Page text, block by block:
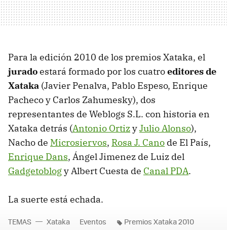
Para la edición 2010 de los premios Xataka, el
juradoestará formado por los cuatroeditores de
Xataka (Javier Penalva, Pablo Espeso, Enrique
Pacheco y Carlos Zahumesky), dos
representantes de Weblogs S.L. con historia en
Xataka detrás (Antonio OrtizyJulio Alonso),
Nacho de Microsiervos, Rosa J. Cano de El País,
Enrique Dans, Ángel Jimenez de Luiz del
Gadgetoblogy Albert Cuesta de Canal PDA.
La suerte está echada.
TEMAS Xataka Eventos Premios Xataka 2010